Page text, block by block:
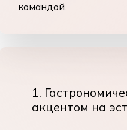
командой.
1.
акцентом на